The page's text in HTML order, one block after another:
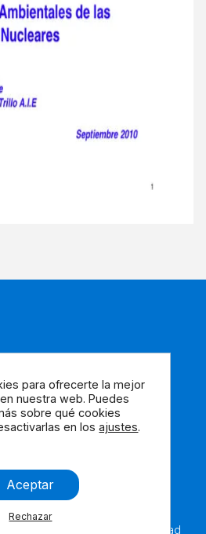
Accesibilidad
para ofrecerte la mejor
nuestra web. Puedes
sobre qué cookies
en losajustes.
Aceptar
Rechazar